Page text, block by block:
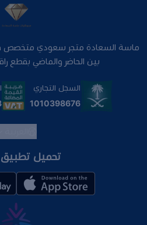
ماسة السعادة متجر سعودي متخصص
بين الحاضر والماضي بقطع
السجل التجاري
1010398676
تحميل تطبيق